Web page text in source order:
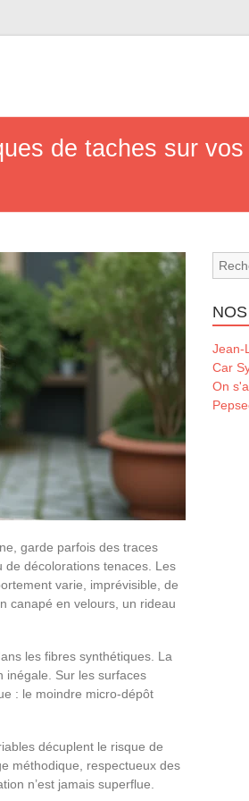
de taches sur
garde parfois des traces
de décolorations tenaces. Les
varie, imprévisible, de
canapé en velours, un rideau
les fibres synthétiques. La
inégale. Sur les surfaces
: le moindre micro-dépôt
décuplent le risque de
méthodique, respectueux des
n’est jamais superflue.
Jean-
Car
On